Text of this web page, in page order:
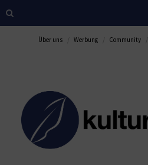
Über uns Werbung Community